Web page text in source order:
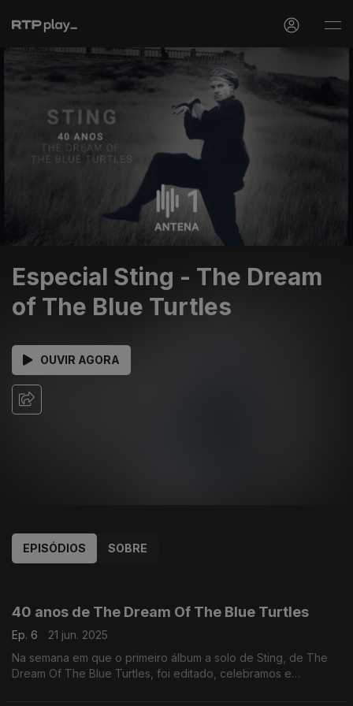
Especial Sting - The Dream
of The Blue Turtles
OUVIR AGORA
EPISÓDIOS SOBRE
40 anos de The Dream Of The Blue Turtles
Ep. 6
21 jun. 2025
Na semana em que o primeiro álbum a solo de Sting, de The
Dream Of The Blue Turtles, foi editado, celebramos e